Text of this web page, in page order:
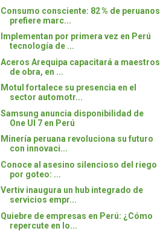
Consumo consciente: 82 % de peruanos
prefiere marc...
Implementan por primera vez en Perú
tecnología de ...
Aceros Arequipa capacitará a maestros
de obra, en ...
Motul fortalece su presencia en el
sector automotr...
Samsung anuncia disponibilidad de
One UI 7 en Perú
Minería peruana revoluciona su futuro
con innovaci...
Conoce al asesino silencioso del riego
por goteo: ...
Vertiv inaugura un hub integrado de
servicios empr...
Quiebre de empresas en Perú: ¿Cómo
repercute en lo...